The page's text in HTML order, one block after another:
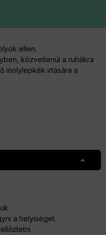
ellen.
közvetlenül a ruhákra
molylepkék irtására a
élelmiszer ne legyen a
órára.
a helyiséget.